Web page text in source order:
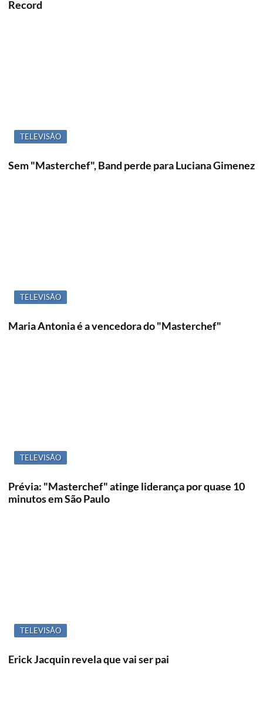
Record
TELEVISÃO
Sem "Masterchef", Band perde para Luciana Gimenez
TELEVISÃO
Maria Antonia é a vencedora do "Masterchef"
TELEVISÃO
Prévia: "Masterchef" atinge liderança por quase 10
minutos em São Paulo
TELEVISÃO
Erick Jacquin revela que vai ser pai